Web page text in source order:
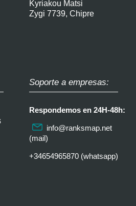
Kyriakou Matsi
Zygi 7739, Chipre
Soporte a empresas:
Respondemos en 24H-48h:
info@ranksmap.net
(mail)
+34654965870 (whatsapp)